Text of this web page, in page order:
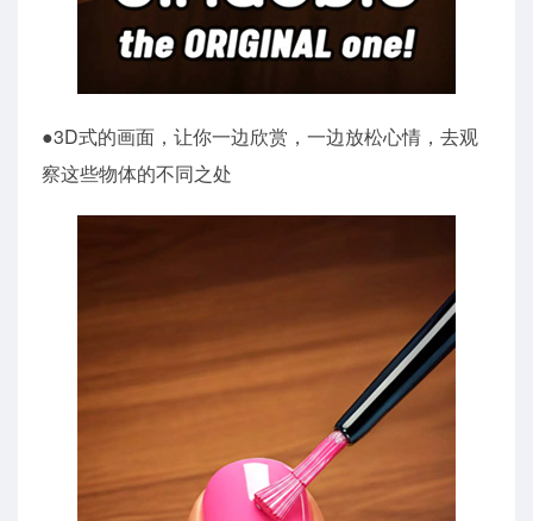
●3D式的画面，让你一边欣赏，一边放松心情，去观
察这些物体的不同之处